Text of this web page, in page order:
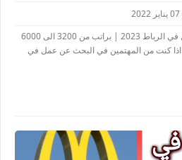
07 يناير 2022
العمل في الرباط 2023 فرص عمل في الرباط 2023 | براتب من 3200 الى 6000
درهم فرص عمل في الرباط 2023 اذا كنت من المهتمين في البحث عن عمل في